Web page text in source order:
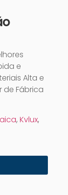
e
Alta e
de Fábrica
, Kvlux,